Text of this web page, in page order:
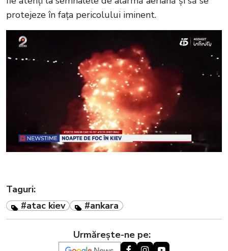
protejeze în fața pericolului iminent.
Taguri:
#atac kiev
#ankara
Urmărește-ne pe: